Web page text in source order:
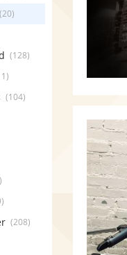
(20)
(128)
(104)
(208)